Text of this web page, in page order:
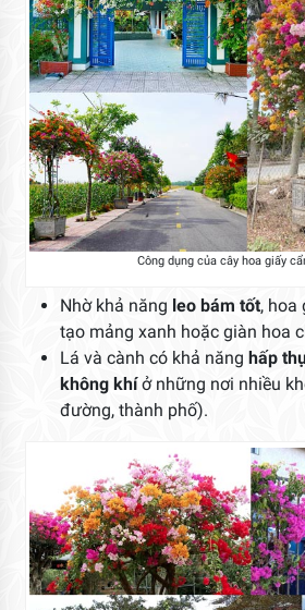
Công dụng của cây hoa giấy
Nhờ khả năng leo bám tốt, hoa
tạo mảng xanh hoặc giàn hoa
Lá và cành có khả năng hấp
không khíở những nơi nhiều
đường, thành phố).